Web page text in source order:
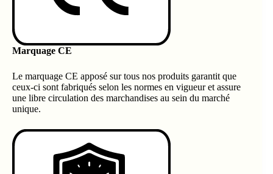
Marquage CE
Le marquage CE apposé sur tous nos produits garantit que
ceux-ci sont fabriqués selon les normes en vigueur et assure
une libre circulation des marchandises au sein du marché
unique.